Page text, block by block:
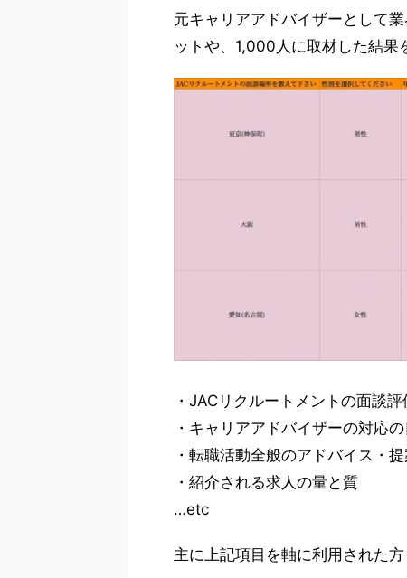
元キャリアアドバイザーとして
ットや、1,000人に取材した結果
・JACリクルートメントの面談評
・キャリアアドバイザーの対応の
・転職活動全般のアドバイス・提
・紹介される求人の量と質
…etc
主に上記項目を軸に利用された